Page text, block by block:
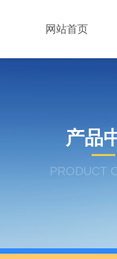
网站首页
产品
PRODUCT